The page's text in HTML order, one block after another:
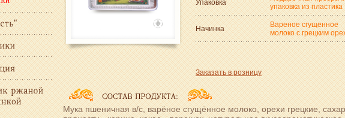
Упаковка
упаковка из пластика
Начинка
Вареное сгущенное
молоко с грецким
Заказать в розницу
Мука пшеничная в/с, варёное сгущённое молоко, орехи грецкие,